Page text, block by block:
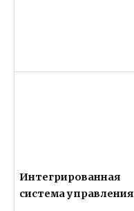
Интегрированная
система управления